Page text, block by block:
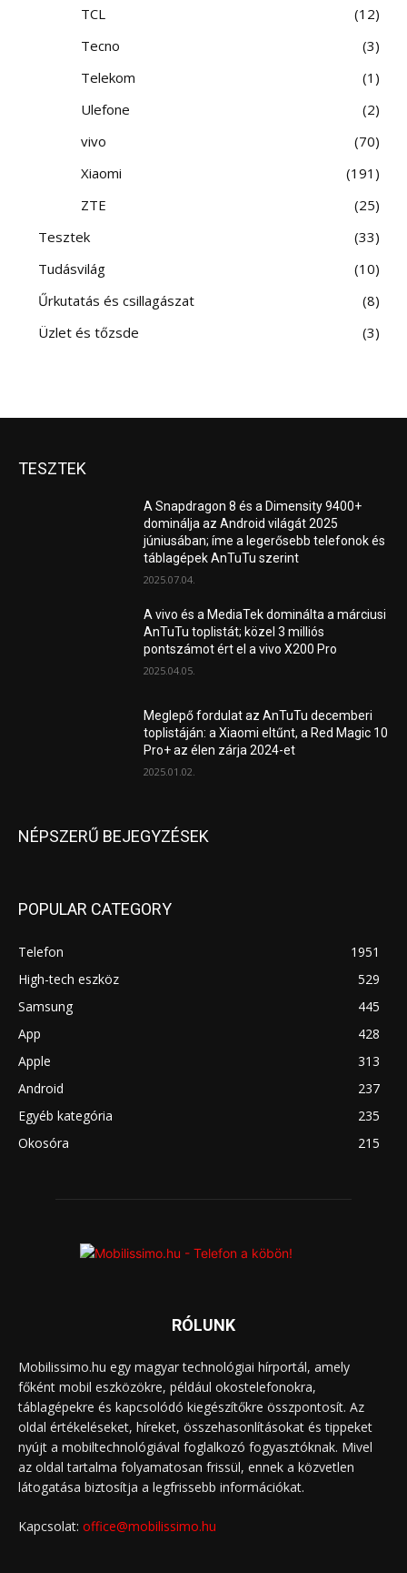
TCL
12
Tecno
3
Telekom
1
Ulefone
2
vivo
70
Xiaomi
191
ZTE
25
Tesztek
33
Tudásvilág
10
Űrkutatás és csillagászat
8
Üzlet és tőzsde
3
TESZTEK
A Snapdragon 8 és a Dimensity 9400+
dominálja az Android világát 2025
júniusában; íme a legerősebb telefonok és
táblagépek AnTuTu szerint
2025.07.04.
A vivo és a MediaTek dominálta a márciusi
AnTuTu toplistát; közel 3 milliós
pontszámot ért el a vivo X200 Pro
2025.04.05.
Meglepő fordulat az AnTuTu decemberi
toplistáján: a Xiaomi eltűnt, a Red Magic 10
Pro+ az élen zárja 2024-et
2025.01.02.
NÉPSZERŰ BEJEGYZÉSEK
POPULAR CATEGORY
Telefon
1951
High-tech eszköz
529
Samsung
445
App
428
Apple
313
Android
237
Egyéb kategória
235
Okosóra
215
RÓLUNK
Mobilissimo.hu egy magyar technológiai hírportál, amely
főként mobil eszközökre, például okostelefonokra,
táblagépekre és kapcsolódó kiegészítőkre összpontosít. Az
oldal értékeléseket, híreket, összehasonlításokat és tippeket
nyújt a mobiltechnológiával foglalkozó fogyasztóknak. Mivel
az oldal tartalma folyamatosan frissül, ennek a közvetlen
látogatása biztosítja a legfrissebb információkat.
Kapcsolat: office@mobilissimo.hu